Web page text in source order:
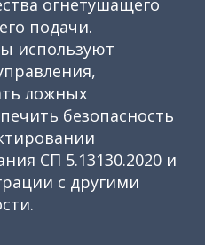
подачи.
используют
ложных
безопасность
СП 5.13130.2020 и
с другими